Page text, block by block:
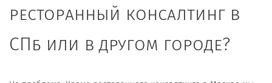
ресторанный консалтинг в
СПб или в другом городе?